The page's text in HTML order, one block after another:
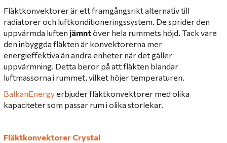
Fläktkonvektorer är ett framgångsrikt alternativ till
radiatorer och luftkonditioneringssystem. De sprider den
uppvärmda luften jämntöver hela rummets höjd. Tack vare
den inbyggda fläkten är konvektorerna mer
energieffektiva än andra enheter när det gäller
uppvärmning. Detta beror på att fläkten blandar
luftmassorna i rummet, vilket höjer temperaturen.
BalkanЕnergyerbjuder fläktkonvektorer med olika
kapaciteter som passar rum i olika storlekar.
Fläktkonvektorer Crystal